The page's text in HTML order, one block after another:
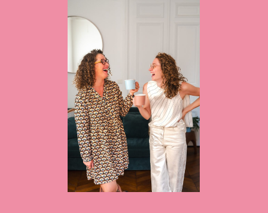
BLOOMING GIRLS
L’ANALYSE DE TES GESTES OFFERTE →
RECHERCHE